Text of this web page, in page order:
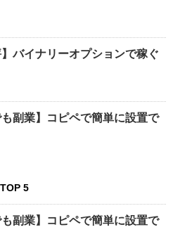
】バイナリーオプションで稼ぐ
も副業】コピペで簡単に設置で
5
も副業】コピペで簡単に設置で